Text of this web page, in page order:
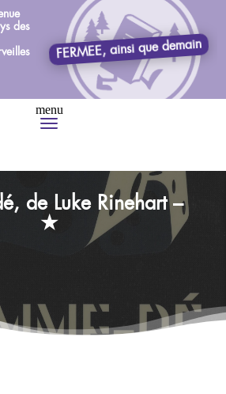
des
FERMEE, ainsi que demain
de Luke Rinehart –
★